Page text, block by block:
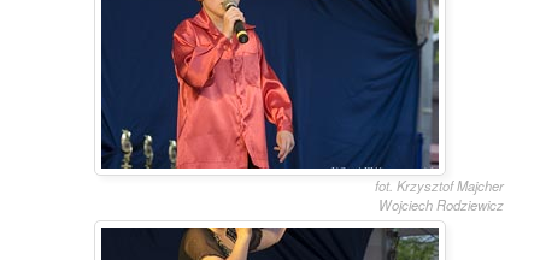
fot. Krzysztof Majcher
Wojciech Rodziewicz